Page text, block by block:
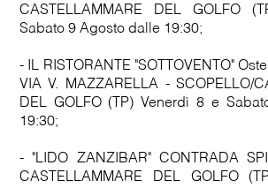
CASTELLAMMARE DEL GOLFO
Sabato 9 Agosto dalle 19:30;
- IL RISTORANTE "SOTTOVENTO"
VIA V. MAZZARELLA - SCOPELLO/
DEL GOLFO (TP) Venerdì 8 e
19:30;
- "LIDO ZANZIBAR" CONTRADA
CASTELLAMMARE DEL GOLFO